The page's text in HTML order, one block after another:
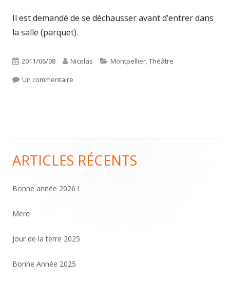
Il est demandé de se déchausser avant d’entrer dans
la salle (parquet).
Publié
le
2011/06/08 Auteur
Nicolas Catégories
Montpellier Théâtre
Un commentaire
Colonne
principale
ARTICLES RÉCENTS
Bonne année 2026 !
Merci
Jour de la terre 2025
Bonne Année 2025